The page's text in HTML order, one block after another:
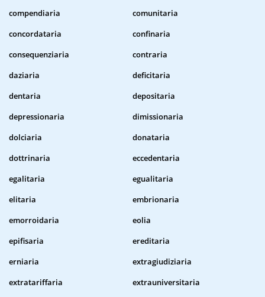
compendiaria
comunitaria
concordataria
confinaria
consequenziaria
contraria
daziaria
deficitaria
dentaria
depositaria
depressionaria
dimissionaria
dolciaria
donataria
dottrinaria
eccedentaria
egalitaria
egualitaria
elitaria
embrionaria
emorroidaria
eolia
epifisaria
ereditaria
erniaria
extragiudiziaria
extratariffaria
extrauniversitaria